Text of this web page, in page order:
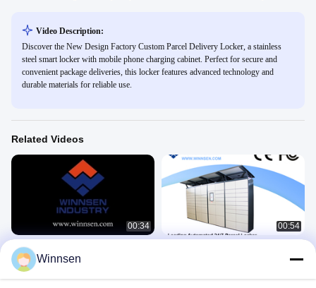
Video Description:
Discover the New Design Factory Custom Parcel Delivery Locker, a stainless
steel smart locker with mobile phone charging cabinet. Perfect for secure and
convenient package deliveries, this locker features advanced technology and
durable materials for reliable use.
Related Videos
00:34
Czy przechowywanie rzeczy w
skrytce depozytowej jest
bezpieczne?
Parcel Delivery Lockers
00:54
Winnsen